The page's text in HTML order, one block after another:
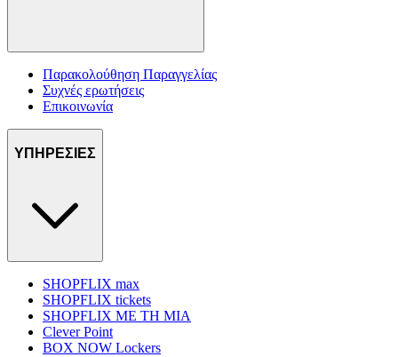
Παρακολούθηση Παραγγελίας
Συχνές ερωτήσεις
Επικοινωνία
ΥΠΗΡΕΣΙΕΣ
SHOPFLIX max
SHOPFLIX tickets
SHOPFLIX ΜΕ ΤΗ ΜΙΑ
Clever Point
BOX NOW Lockers